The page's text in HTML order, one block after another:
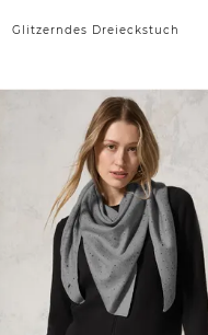
Glitzerndes Dreieckstuch